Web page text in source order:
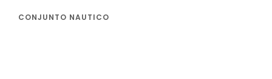
CONJUNTO NAUTICO